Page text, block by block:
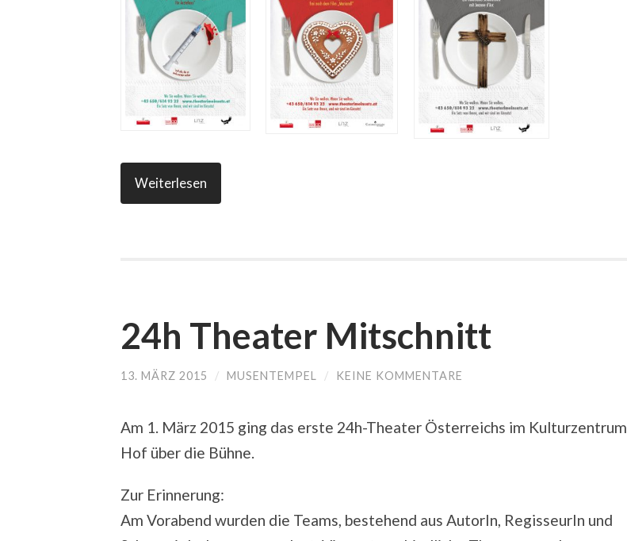
Weiterlesen
24h Theater Mitschnitt
13. MÄRZ 2015 / MUSENTEMPEL / KEINE KOMMENTARE
Am 1. März 2015 ging das erste 24h-Theater Österreichs im Kulturzentrum
Hof über die Bühne.
Zur Erinnerung:
Am Vorabend wurden die Teams, bestehend aus AutorIn, RegisseurIn und